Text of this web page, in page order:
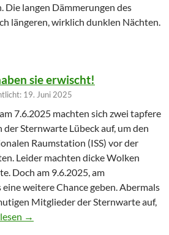
Die langen Dämmerungen des
längeren, wirklich dunklen Nächten.
sie erwischt!
19. Juni 2025
7.6.2025 machten sich zwei tapfere
der Sternwarte Lübeck auf, um den
Raumstation (ISS) vor der
Leider machten dicke Wolken
Doch am 9.6.2025, am
weitere Chance geben. Abermals
Mitglieder der Sternwarte auf,
sie erwischt!
→